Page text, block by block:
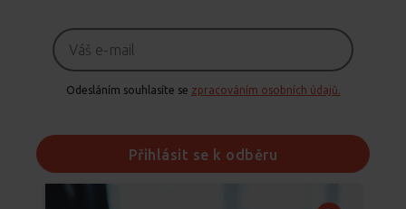
Odesláním souhlasíte se zpracováním osobních údajů.
Přihlásit se k odběru